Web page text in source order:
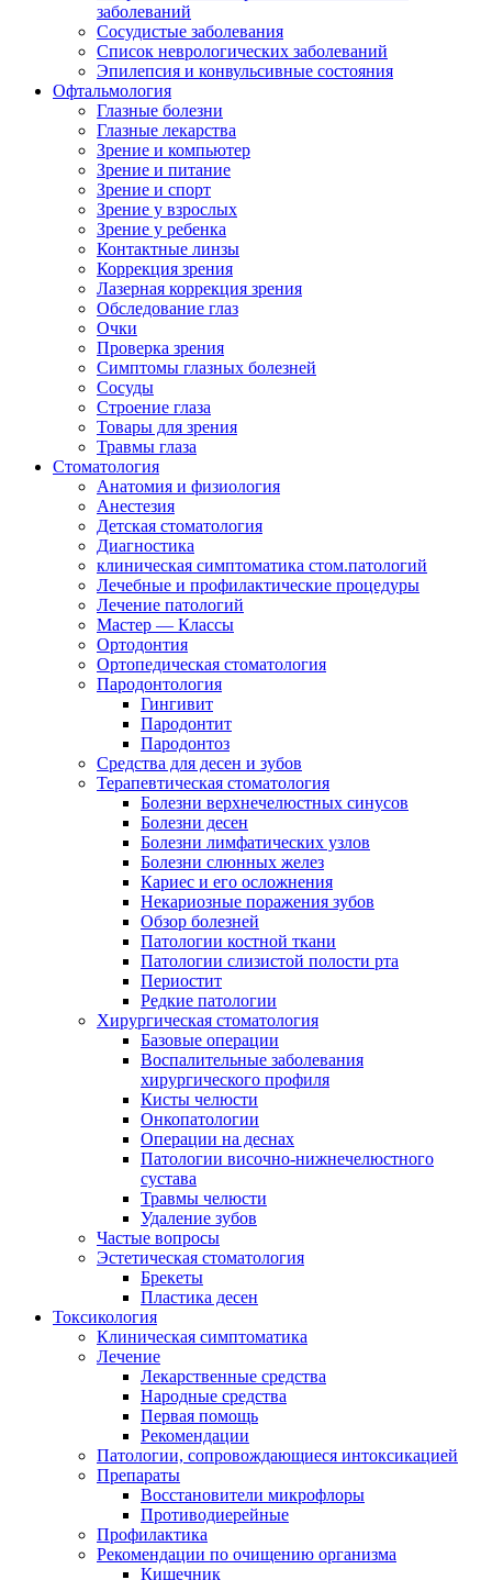
заболеваний
Сосудистые заболевания
Список неврологических заболеваний
Эпилепсия и конвульсивные состояния
Офтальмология
Глазные болезни
Глазные лекарства
Зрение и компьютер
Зрение и питание
Зрение и спорт
Зрение у взрослых
Зрение у ребенка
Контактные линзы
Коррекция зрения
Лазерная коррекция зрения
Обследование глаз
Очки
Проверка зрения
Симптомы глазных болезней
Сосуды
Строение глаза
Товары для зрения
Травмы глаза
Стоматология
Анатомия и физиология
Анестезия
Детская стоматология
Диагностика
клиническая симптоматика стом.патологий
Лечебные и профилактические процедуры
Лечение патологий
Мастер — Классы
Ортодонтия
Ортопедическая стоматология
Пародонтология
Гингивит
Пародонтит
Пародонтоз
Средства для десен и зубов
Терапевтическая стоматология
Болезни верхнечелюстных синусов
Болезни десен
Болезни лимфатических узлов
Болезни слюнных желез
Кариес и его осложнения
Некариозные поражения зубов
Обзор болезней
Патологии костной ткани
Патологии слизистой полости рта
Периостит
Редкие патологии
Хирургическая стоматология
Базовые операции
Воспалительные заболевания
хирургического профиля
Кисты челюсти
Онкопатологии
Операции на деснах
Патологии височно-нижнечелюстного
сустава
Травмы челюсти
Удаление зубов
Частые вопросы
Эстетическая стоматология
Брекеты
Пластика десен
Токсикология
Клиническая симптоматика
Лечение
Лекарственные средства
Народные средства
Первая помощь
Рекомендации
Патологии, сопровождающиеся интоксикацией
Препараты
Восстановители микрофлоры
Противодиерейные
Профилактика
Рекомендации по очищению организма
Кишечник